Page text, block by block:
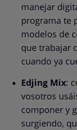
manejar
programa te
modelos de
que trabajar
cuando ya
Edjing Mix:
vosotros
componer y
surgiendo,